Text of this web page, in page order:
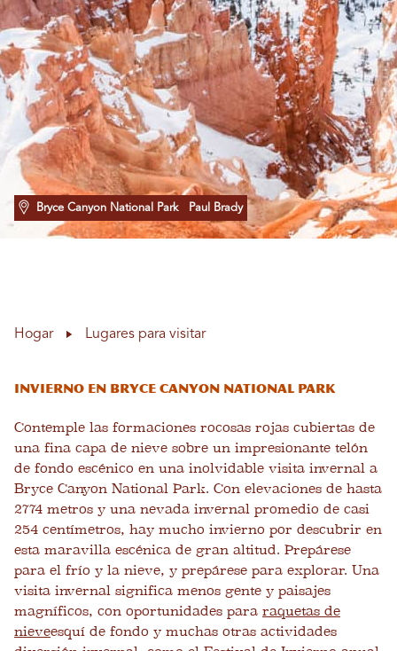
Bryce Canyon National Park Paul Brady
Hogar Lugares para visitar
Invierno en Bryce Canyon National Park
Contemple las formaciones rocosas rojas cubiertas de
una fina capa de nieve sobre un impresionante telón
de fondo escénico en una inolvidable visita invernal a
Bryce Canyon National Park. Con elevaciones de hasta
2774 metros y una nevada invernal promedio de casi
254 centímetros, hay mucho invierno por descubrir en
esta maravilla escénica de gran altitud. Prepárese
para el frío y la nieve, y prepárese para explorar. Una
visita invernal significa menos gente y paisajes
magníficos, con oportunidades para raquetas de
nieveesquí de fondo y muchas otras actividades